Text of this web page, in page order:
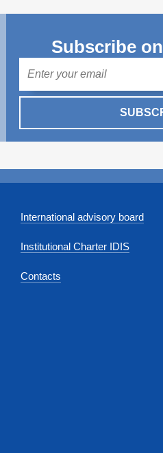
Subscribe
International advisory board
Institutional Charter IDIS
Contacts